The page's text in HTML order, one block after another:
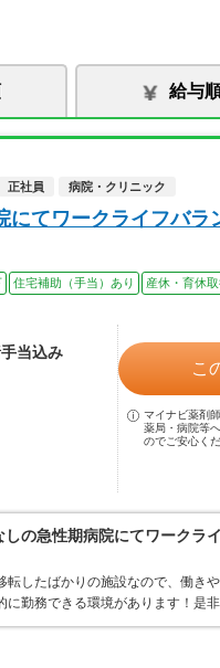
給与
正社員 病院・クリニック
にてワークライフバラ
住宅補助（手当）あり 産休・育休
当込み
こ
マイナビ薬剤
薬局・病院等
のでご安心くだ
の急性期病院にてワークラ
したばかりの施設なので、働き
に勤務できる環境があります！是